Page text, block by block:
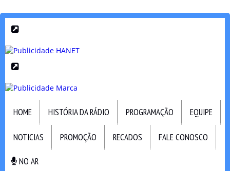
HOME HISTÓRIA DA RÁDIO PROGRAMAÇÃO EQUIPE
NOTICIAS PROMOÇÃO RECADOS FALE CONOSCO
NO AR